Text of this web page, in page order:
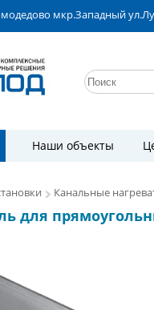
мкр.Западный
Наши объекты
Канальные
для